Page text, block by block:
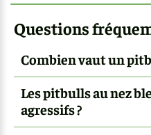
Questions
Combien vaut un
Les pitbulls au nez
agressifs ?